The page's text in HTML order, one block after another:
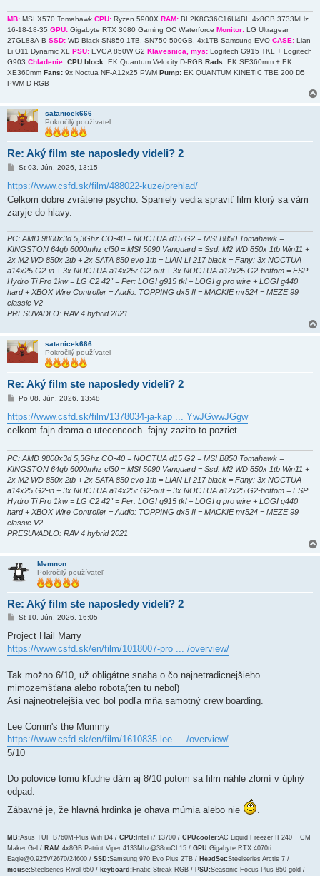
k
MB: MSI X570 Tomahawk CPU: Ryzen 5900X RAM: BL2K8G36C16U4BL 4x8GB 3733MHz
16-18-18-35 GPU: Gigabyte RTX 3080 Gaming OC Waterforce Monitor: LG Ultragear
27GL83A-B SSD: WD Black SN850 1TB, SN750 500GB, 4x1TB Samsung EVO CASE: Lian
Li O11 Dynamic XL PSU: EVGA 850W G2 Klavesnica, mys: Logitech G915 TKL + Logitech
G903 Chladenie: CPU block: EK Quantum Velocity D-RGB Rads: EK SE360mm + EK
XE360mm Fans: 9x Noctua NF-A12x25 PWM Pump: EK QUANTUM KINETIC TBE 200 D5
PWM D-RGB
satanicek666
Pokročilý používateľ
Re: Aký film ste naposledy videli? 2
P
í
s
p
e
v
k
St 03. Jún, 2026, 13:15
https://www.csfd.sk/film/488022-kuze/prehlad/
Celkom dobre zvrátene psycho. Spaniely vedia spraviť film ktorý sa vám
zaryje do hlavy.
PC: AMD 9800x3d 5,3Ghz CO-40 = NOCTUA d15 G2 = MSI B850 Tomahawk =
KINGSTON 64gb 6000mhz cl30 = MSI 5090 Vanguard = Ssd: M2 WD 850x 1tb Win11 +
2x M2 WD 850x 2tb + 2x SATA 850 evo 1tb = LIAN LI 217 black = Fany: 3x NOCTUA
a14x25 G2-in + 3x NOCTUA a14x25r G2-out + 3x NOCTUA a12x25 G2-bottom = FSP
Hydro Ti Pro 1kw = LG C2 42" = Per: LOGI g915 tkl + LOGI g pro wire + LOGI g440
hard + XBOX Wire Controller = Audio: TOPPING dx5 II = MACKIE mr524 = MEZE 99
classic V2
PRESUVADLO: RAV 4 hybrid 2021
satanicek666
Pokročilý používateľ
Re: Aký film ste naposledy videli? 2
P
í
s
p
o
k
Po 08. Jún, 2026, 13:48
https://www.csfd.sk/film/1378034-ja-kap ... YwJGwwJGgw
celkom fajn drama o utecencoch. fajny zazito to pozriet
PC: AMD 9800x3d 5,3Ghz CO-40 = NOCTUA d15 G2 = MSI B850 Tomahawk =
KINGSTON 64gb 6000mhz cl30 = MSI 5090 Vanguard = Ssd: M2 WD 850x 1tb Win11 +
2x M2 WD 850x 2tb + 2x SATA 850 evo 1tb = LIAN LI 217 black = Fany: 3x NOCTUA
a14x25 G2-in + 3x NOCTUA a14x25r G2-out + 3x NOCTUA a12x25 G2-bottom = FSP
Hydro Ti Pro 1kw = LG C2 42" = Per: LOGI g915 tkl + LOGI g pro wire + LOGI g440
hard + XBOX Wire Controller = Audio: TOPPING dx5 II = MACKIE mr524 = MEZE 99
classic V2
PRESUVADLO: RAV 4 hybrid 2021
Memnon
Pokročilý používateľ
Re: Aký film ste naposledy videli? 2
P
í
p
o
k
St 10. Jún, 2026, 16:05
Project Hail Marry
https://www.csfd.sk/en/film/1018007-pro ... /overview/
Tak možno 6/10, už obligátne snaha o čo najnetradicnejšieho
mimozemšťana alebo robota(ten tu nebol)
Asi najneotrelejšia vec bol podľa mňa samotný crew boarding.
Lee Cornin's the Mummy
https://www.csfd.sk/en/film/1610835-lee ... /overview/
5/10
Do polovice tomu kľudne dám aj 8/10 potom sa film náhle zlomí v úplný
odpad.
Zábavné je, že hlavná hrdinka je ohava múmia alebo nie
.
MB:Asus TUF B760M-Plus Wifi D4 / CPU: Intel i7 13700 / CPUcooler:AC Liquid Freezer II 240 + CM
Maker Gel / RAM:4x8GB Patriot Viper 4133Mhz@38ooCL15 / GPU:Gigabyte RTX 4070ti
Eagle@0.925V/2670/24600 / SSD:Samsung 970 Evo Plus 2TB / HeadSet:Steelseries Arctis 7 /
mouse:Steelseries Rival 650 / keyboard:Fnatic Streak RGB / PSU:Seasonic Focus Plus 850 gold /